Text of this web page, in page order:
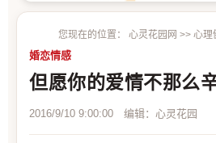
您现在的位置： 心灵花园网 >> 心理
婚恋情感
但愿你的爱情不那么
2016/9/10 9:00:00 编辑：心灵花园